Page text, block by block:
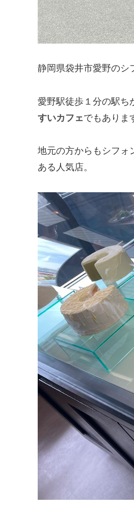
静岡県袋井市愛野のシ
愛野駅徒歩１分の駅ち
すいカフェでもありま
地元の方からもシフォ
ある人気店。